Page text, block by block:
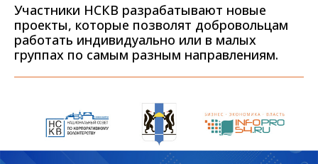
Участники НСКВ разрабатывают новые
проекты, которые позволят добровольцам
работать индивидуально или в малых
группах по самым разным направлениям.